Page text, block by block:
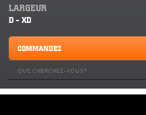
LARGEUR
D - XD
COMMANDEZ